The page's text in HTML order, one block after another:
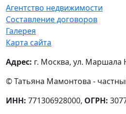
Агентство недвижимости
Составление договоров
Галерея
Карта сайта
Адрес: г. Москва, ул. Маршала
© Татьяна Мамонтова -
ИНН: 771306928000, ОГРН: